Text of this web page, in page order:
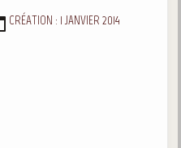
CRÉATION : 1 JANVIER 2014